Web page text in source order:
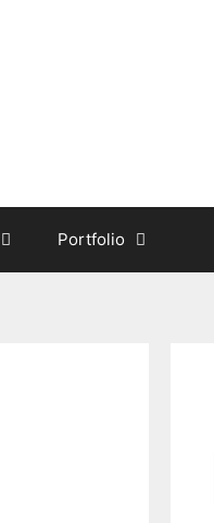
Portfolio